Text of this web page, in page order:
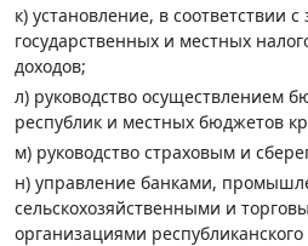
к) установление, в соответствии
государственных и местных
доходов;
л) руководство осуществлением
республик и местных бюджетов
м) руководство страховым и
н) управление банками,
сельскохозяйственными и
организациями